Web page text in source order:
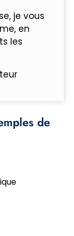
je vous
en
les
de